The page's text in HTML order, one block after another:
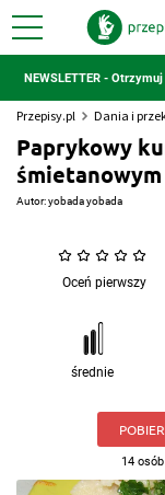
NEWSLETTER -
Przepisy.pl Dania i
Paprykowy
śmietanowym
Autor:yobada yobada
Oceń pierwszy
średnie
14